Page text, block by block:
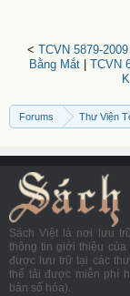
< TCVN 5879-
Bằng Mắt| TCVN
Forums Thư Viện
Sách Việt là nơi lưu
thông tin giới thiệu
được lưu trữ tại các
thể tải được miễn phí
bản số hóa).